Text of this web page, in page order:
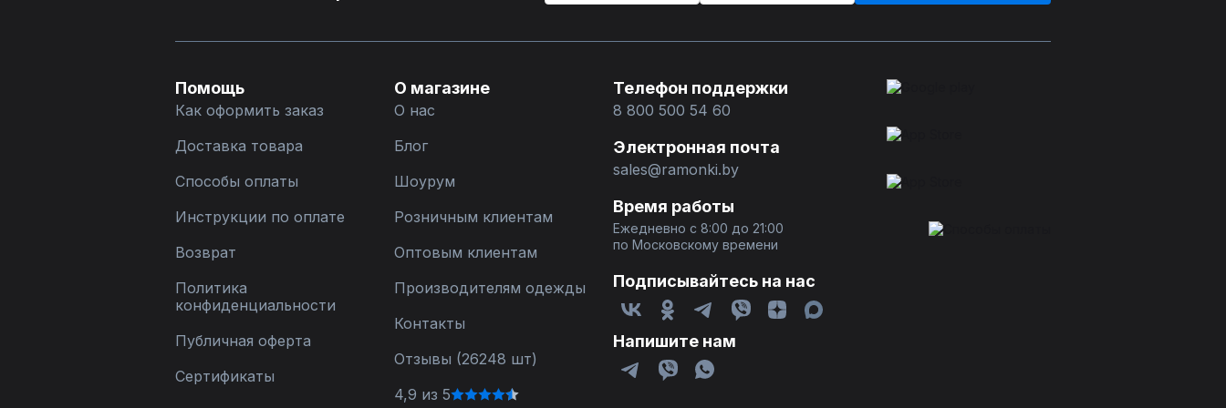
Помощь
Как оформить заказ
Доставка товара
Способы оплаты
Инструкции по оплате
Возврат
Политика
конфиденциальности
Публичная оферта
Сертификаты
О магазине
О нас
Блог
Шоурум
Розничным клиентам
Оптовым клиентам
Производителям одежды
Контакты
Отзывы (26248 шт)
4,9 из 5
Телефон поддержки
8 800 500 54 60
Электронная почта
sales@ramonki.by
Время работы
Ежедневно с 8:00 до 21:00
по Московскому времени
Подписывайтесь на нас
Напишите нам